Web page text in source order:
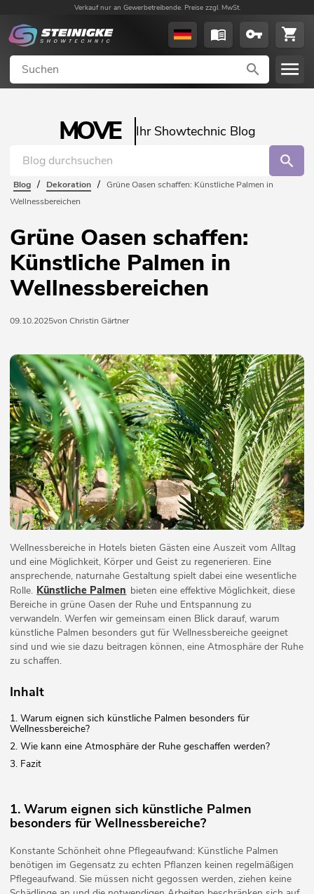
Verkauf nur an Gewerbetreibende. Preise zzgl. MwSt.
MOVE Ihr Showtechnic Blog
Blog / Dekoration / Grüne Oasen schaffen: Künstliche Palmen in
Wellnessbereichen
Grüne Oasen schaffen:
Künstliche Palmen in
Wellnessbereichen
09.10.2025von Christin Gärtner
Wellnessbereiche in Hotels bieten Gästen eine Auszeit vom Alltag
und eine Möglichkeit, Körper und Geist zu regenerieren. Eine
ansprechende, naturnahe Gestaltung spielt dabei eine wesentliche
Rolle. Künstliche Palmen bieten eine effektive Möglichkeit, diese
Bereiche in grüne Oasen der Ruhe und Entspannung zu
verwandeln. Werfen wir gemeinsam einen Blick darauf, warum
künstliche Palmen besonders gut für Wellnessbereiche geeignet
sind und wie sie dazu beitragen können, eine Atmosphäre der Ruhe
zu schaffen.
Inhalt
1. Warum eignen sich künstliche Palmen besonders für
Wellnessbereiche?
2. Wie kann eine Atmosphäre der Ruhe geschaffen werden?
3. Fazit
1. Warum eignen sich künstliche Palmen
besonders für Wellnessbereiche?
Konstante Schönheit ohne Pflegeaufwand: Künstliche Palmen
benötigen im Gegensatz zu echten Pflanzen keinen regelmäßigen
Pflegeaufwand. Sie müssen nicht gegossen werden, ziehen keine